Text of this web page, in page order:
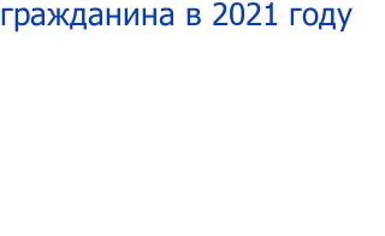
гражданина в 2021 году